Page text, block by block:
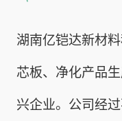
湖南亿铠达新材
芯板、净化产品
兴企业。公司经